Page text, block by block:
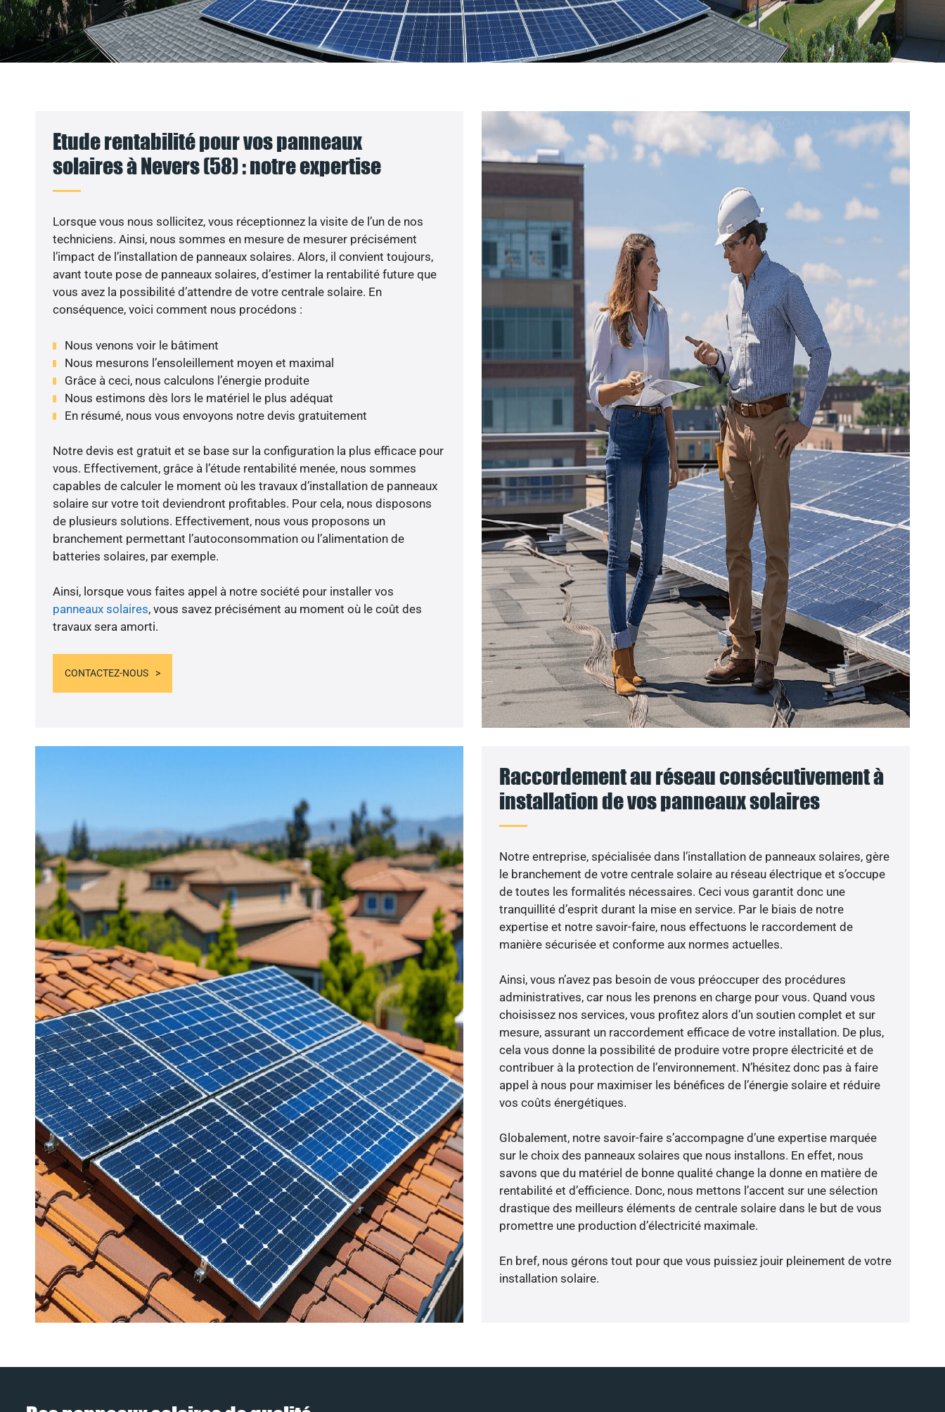
Etude rentabilité pour vos panneaux
solaires à Nevers (58) : notre expertise
Lorsque vous nous sollicitez, vous réceptionnez la visite de l’un de nos
techniciens. Ainsi, nous sommes en mesure de mesurer précisément
l’impact de l’installation de panneaux solaires. Alors, il convient toujours,
avant toute pose de panneaux solaires, d’estimer la rentabilité future que
vous avez la possibilité d’attendre de votre centrale solaire. En
conséquence, voici comment nous procédons :
Nous venons voir le bâtiment
Nous mesurons l’ensoleillement moyen et maximal
Grâce à ceci, nous calculons l’énergie produite
Nous estimons dès lors le matériel le plus adéquat
En résumé, nous vous envoyons notre devis gratuitement
Notre devis est gratuit et se base sur la configuration la plus efficace pour
vous. Effectivement, grâce à l’étude rentabilité menée, nous sommes
capables de calculer le moment où les travaux d’installation de panneaux
solaire sur votre toit deviendront profitables. Pour cela, nous disposons
de plusieurs solutions. Effectivement, nous vous proposons un
branchement permettant l’autoconsommation ou l’alimentation de
batteries solaires, par exemple.
Ainsi, lorsque vous faites appel à notre société pour installer vos
panneaux solaires, vous savez précisément au moment où le coût des
travaux sera amorti.
CONTACTEZ-NOUS
Raccordement au réseau consécutivement à
installation de vos panneaux solaires
Notre entreprise, spécialisée dans l’installation de panneaux solaires, gère
le branchement de votre centrale solaire au réseau électrique et s’occupe
de toutes les formalités nécessaires. Ceci vous garantit donc une
tranquillité d’esprit durant la mise en service. Par le biais de notre
expertise et notre savoir-faire, nous effectuons le raccordement de
manière sécurisée et conforme aux normes actuelles.
Ainsi, vous n’avez pas besoin de vous préoccuper des procédures
administratives, car nous les prenons en charge pour vous. Quand vous
choisissez nos services, vous profitez alors d’un soutien complet et sur
mesure, assurant un raccordement efficace de votre installation. De plus,
cela vous donne la possibilité de produire votre propre électricité et de
contribuer à la protection de l’environnement. N’hésitez donc pas à faire
appel à nous pour maximiser les bénéfices de l’énergie solaire et réduire
vos coûts énergétiques.
Globalement, notre savoir-faire s’accompagne d’une expertise marquée
sur le choix des panneaux solaires que nous installons. En effet, nous
savons que du matériel de bonne qualité change la donne en matière de
rentabilité et d’efficience. Donc, nous mettons l’accent sur une sélection
drastique des meilleurs éléments de centrale solaire dans le but de vous
promettre une production d’électricité maximale.
En bref, nous gérons tout pour que vous puissiez jouir pleinement de votre
installation solaire.